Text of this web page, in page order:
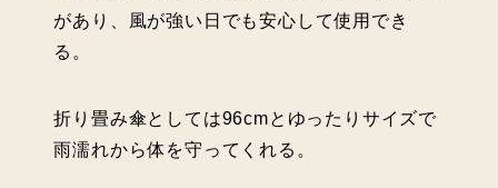
があり、風が強い日でも安心して使用でき
る。
折り畳み傘としては96cmとゆったりサイズで
雨濡れから体を守ってくれる。